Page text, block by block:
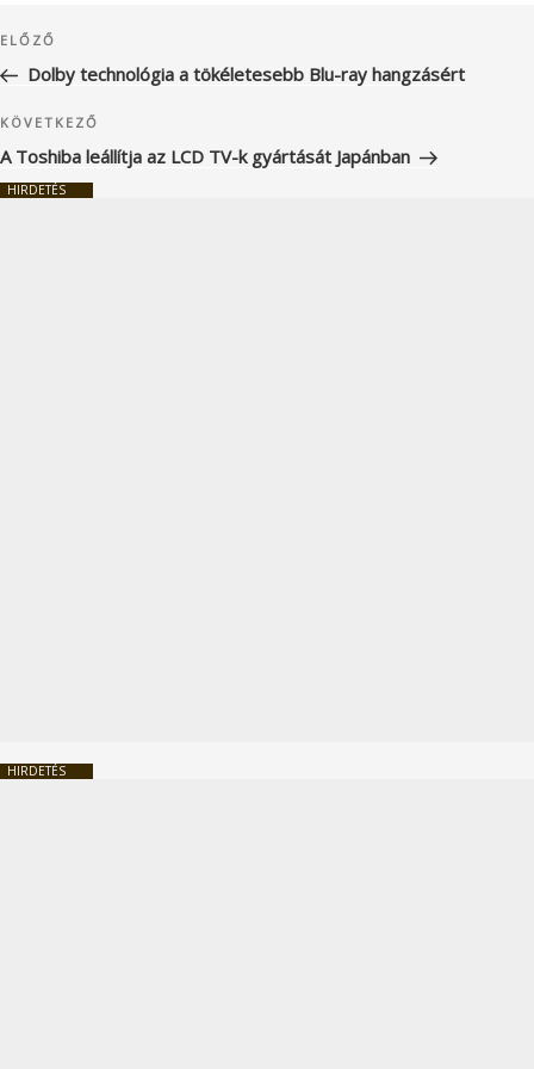
navigáció
Korábbi
bejegyzés
ELŐZŐ
Dolby technológia a tökéletesebb Blu-ray hangzásért
Következő
bejegyzés
KÖVETKEZŐ
A Toshiba leállítja az LCD TV-k gyártását Japánban
HIRDETÉS
HIRDETÉS